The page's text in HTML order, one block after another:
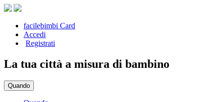
facilebimbi Card
Accedi
Registrati
La tua città a misura di bambino
Quando